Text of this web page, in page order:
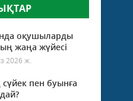
оқушыларды
жаңа жүйесі
2026 ж.
пен буынға